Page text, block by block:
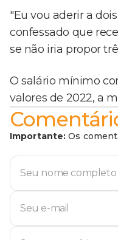
"Eu vou aderir a
confessado que
se não iria propor
O salário mínimo
valores de 2022, a
Importante: Os